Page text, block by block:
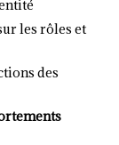
les rôles et
des